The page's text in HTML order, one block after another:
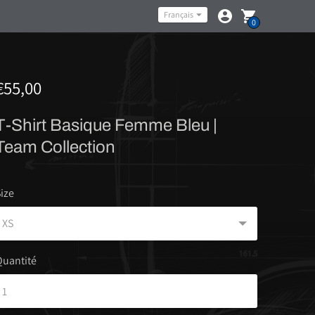
Langue
Français
0
Shirt Basique Femme Bleu |
Collection